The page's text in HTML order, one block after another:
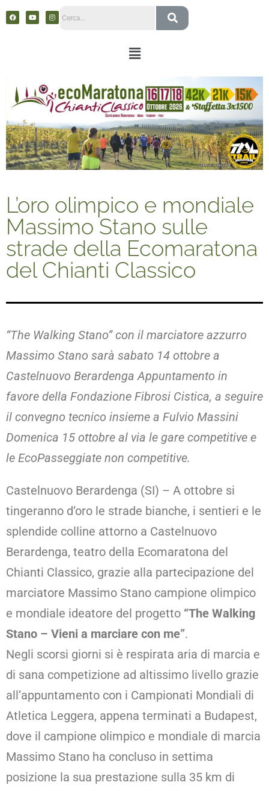
L’oro olimpico e mondiale
Massimo Stano sulle
strade della Ecomaratona
del Chianti Classico
“The Walking Stano” con il marciatore azzurro
Massimo Stano sarà sabato 14 ottobre a
Castelnuovo Berardenga Appuntamento in
favore della Fondazione Fibrosi Cistica, a seguire
il convegno tecnico insieme a Fulvio Massini
Domenica 15 ottobre al via le gare competitive e
le EcoPasseggiate non competitive.
Castelnuovo Berardenga (SI) – A ottobre si
tingeranno d’oro le strade bianche, i sentieri e le
splendide colline attorno a Castelnuovo
Berardenga, teatro della Ecomaratona del
Chianti Classico, grazie alla partecipazione del
marciatore Massimo Stano campione olimpico
e mondiale ideatore del progetto “The Walking
Stano – Vieni a marciare con me”.
Negli scorsi giorni si è respirata aria di marcia e
di sana competizione ad altissimo livello grazie
all’appuntamento con i Campionati Mondiali di
Atletica Leggera, appena terminati a Budapest,
dove il campione olimpico e mondiale di marcia
Massimo Stano ha concluso in settima
posizione la sua prestazione sulla 35 km di